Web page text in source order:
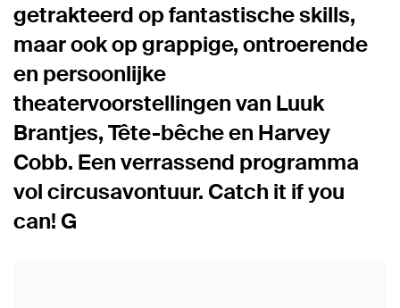
getrakteerd op fantastische skills,
maar ook op grappige, ontroerende
en persoonlijke
theatervoorstellingen van Luuk
Brantjes, Tête-bêche en Harvey
Cobb. Een verrassend programma
vol circusavontuur. Catch it if you
can! G